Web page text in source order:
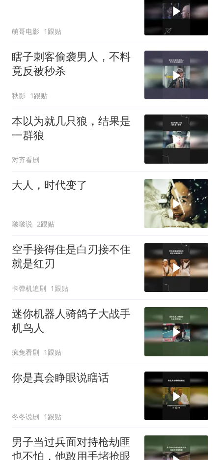
萌哥电影 1跟贴
瞎子刺客偷袭男人，不料
竟反被秒杀
秋影 1跟贴
本以为就几只狼，结果是
一群狼
对齐看剧
大人，时代变了
啵啵说 2跟贴
空手接得住是白刃接不住
就是红刃
卡弹机追剧 1跟贴
迷你机器人骑鸽子大战手
机鸟人
疯兔看剧 1跟贴
你是真会睁眼说瞎话
冬冬说剧 1跟贴
男子当过兵面对持枪劫匪
也不怕，他敢用手堵抢眼